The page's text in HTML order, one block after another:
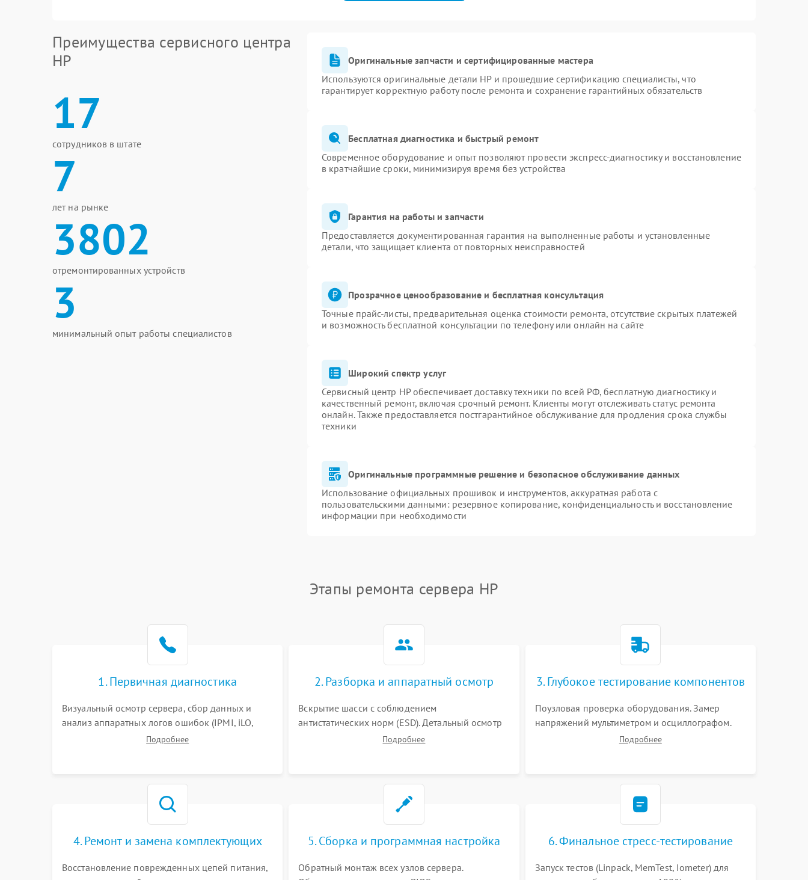
Преимущества сервисного центра
HP
17
сотрудников в штате
7
лет на рынке
3802
отремонтированных устройств
3
минимальный опыт работы специалистов
Оригинальные запчасти и сертифицированные мастера
Используются оригинальные детали HP и прошедшие сертификацию специалисты, что
гарантирует корректную работу после ремонта и сохранение гарантийных обязательств
Бесплатная диагностика и быстрый ремонт
Современное оборудование и опыт позволяют провести экспресс-диагностику и восстановление
в кратчайшие сроки, минимизируя время без устройства
Гарантия на работы и запчасти
Предоставляется документированная гарантия на выполненные работы и установленные
детали, что защищает клиента от повторных неисправностей
Прозрачное ценообразование и бесплатная консультация
Точные прайс-листы, предварительная оценка стоимости ремонта, отсутствие скрытых платежей
и возможность бесплатной консультации по телефону или онлайн на сайте
Широкий спектр услуг
Сервисный центр HP обеспечивает доставку техники по всей РФ, бесплатную диагностику и
качественный ремонт, включая срочный ремонт. Клиенты могут отслеживать статус ремонта
онлайн. Также предоставляется постгарантийное обслуживание для продления срока службы
техники
Оригинальные программные решение и безопасное обслуживание данных
Использование официальных прошивок и инструментов, аккуратная работа с
пользовательскими данными: резервное копирование, конфиденциальность и восстановление
информации при необходимости
Этапы ремонта сервера HP
1. Первичная диагностика
Визуальный осмотр сервера, сбор данных и
анализ аппаратных логов ошибок (IPMI, iLO,
iDRAC). Проверка цепей питания и базовой
Подробнее
2. Разборка и аппаратный осмотр
Вскрытие шасси с соблюдением
антистатических норм (ESD). Детальный осмотр
материнской платы, процессоров, RAID-
Подробнее
3. Глубокое тестирование компонентов
Поузловая проверка оборудования. Замер
напряжений мультиметром и осциллографом.
Проверка модулей памяти (ECC) и состояния
Подробнее
4. Ремонт и замена комплектующих
Восстановление поврежденных цепей питания,
5. Сборка и программная настройка
Обратный монтаж всех узлов сервера.
6. Финальное стресс-тестирование
Запуск тестов (Linpack, MemTest, Iometer) для